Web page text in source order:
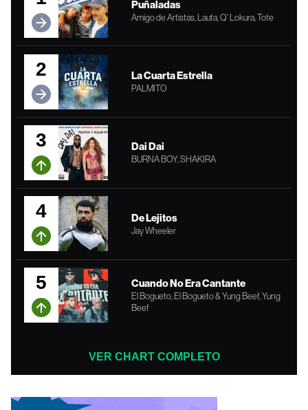
Puñaladas
Amigo de Artistas, Lauta, Q' Lokura, Tote
2 La Cuarta Estrella
PALMITO
3 Dai Dai
BURNA BOY, SHAKIRA
4 De Lejitos
Jay Wheeler
5 Cuando No Era Cantante
El Bogueto, El Bogueto & Yung Beef, Yung
Beef
VER CHART COMPLETO